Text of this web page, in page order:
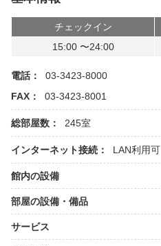
チェックイン
15:00 〜24:00
電話：
03-3423-8000
FAX：
03-3423-8001
総部屋数： 245室
インターネット接続： LAN利用可
館内の設備
部屋の設備・備品
サービス